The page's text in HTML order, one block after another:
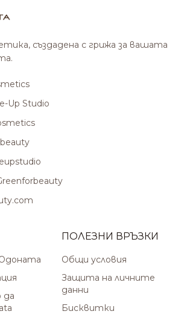
създадена с грижа за вашата
Up Studio
Одоната
да
ПОЛЕЗНИ ВРЪЗКИ
Общи условия
Защита на личните
данни
Бисквитки